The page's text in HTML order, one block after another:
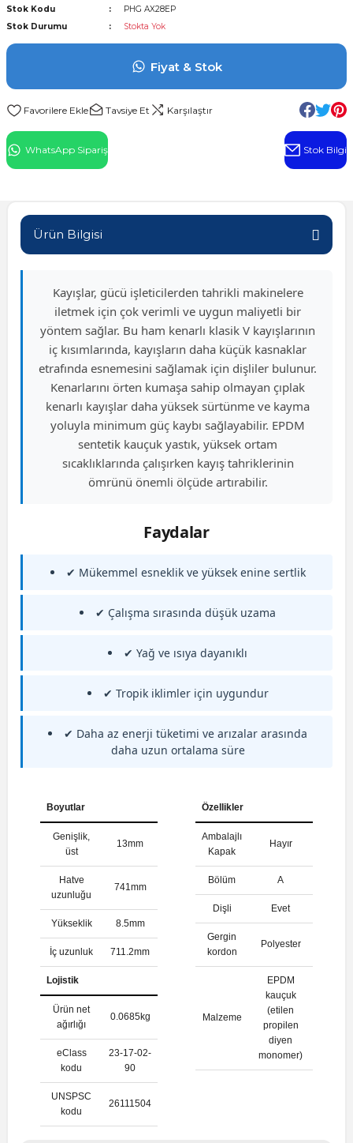
Rulman
Stok Kodu
PHG AX28EP
Stok Durumu
Stokta Yok
Fiyat & Stok
Tavsiye Et Karşılaştır
WhatsApp Sipariş Stok Bilgi
Ürün Bilgisi
Kayışlar, gücü işleticilerden tahrikli makinelere
iletmek için çok verimli ve uygun maliyetli bir
yöntem sağlar. Bu ham kenarlı klasik V kayışlarının
iç kısımlarında, kayışların daha küçük kasnaklar
etrafında esnemesini sağlamak için dişliler bulunur.
Kenarlarını örten kumaşa sahip olmayan çıplak
kenarlı kayışlar daha yüksek sürtünme ve kayma
yoluyla minimum güç kaybı sağlayabilir. EPDM
sentetik kauçuk yastık, yüksek ortam
sıcaklıklarında çalışırken kayış tahriklerinin
ömrünü önemli ölçüde artırabilir.
Faydalar
✔ Mükemmel esneklik ve yüksek enine sertlik
✔ Çalışma sırasında düşük uzama
✔ Yağ ve ısıya dayanıklı
✔ Tropik iklimler için uygundur
✔ Daha az enerji tüketimi ve arızalar arasında
daha uzun ortalama süre
Boyutlar
Genişlik,
üst
13mm
Hatve
uzunluğu
741mm
Yükseklik 8.5mm
İç uzunluk 711.2mm
Lojistik
Ürün net
ağırlığı
0.0685kg
eClass
kodu
23-17-02-
90
UNSPSC
kodu
26111504
Özellikler
Ambalajlı
Kapak
Hayır
Bölüm A
Dişli Evet
Gergin
kordon
Polyester
Malzeme
EPDM
kauçuk
(etilen
propilen
diyen
monomer)